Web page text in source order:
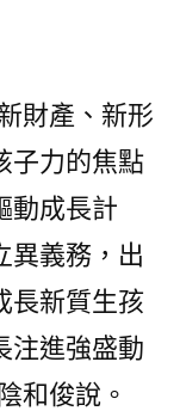
財產、新形
子力的焦點
動成長計
異義務，出
長新質生孩
注進強盛動
和俊說。